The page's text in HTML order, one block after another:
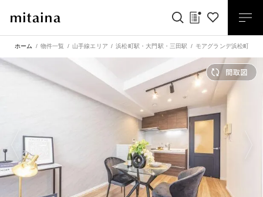
ホーム 物件一覧 山手線エリア 浜松町駅 ・ 大門駅 ・ 三田駅 モアグランデ浜松町 空